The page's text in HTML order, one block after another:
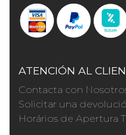
ATENCIÓN AL
Contacta con
Solicitar una
Horários de Apertura